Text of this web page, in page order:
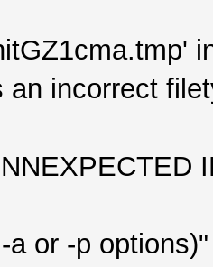
an incorrect
a or -p options)"